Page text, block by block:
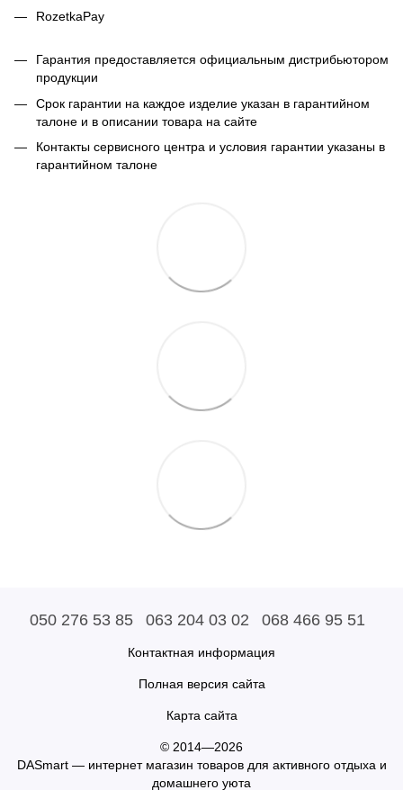
RozetkaPay
Гарантия предоставляется официальным дистрибьютором
продукции
Срок гарантии на каждое изделие указан в гарантийном
талоне и в описании товара на сайте
Контакты сервисного центра и условия гарантии указаны в
гарантийном талоне
050 276 53 85 063 204 03 02 068 466 95 51
Контактная информация
Полная версия сайта
Карта сайта
© 2014—2026
DASmart — интернет магазин товаров для активного отдыха и
домашнего уюта